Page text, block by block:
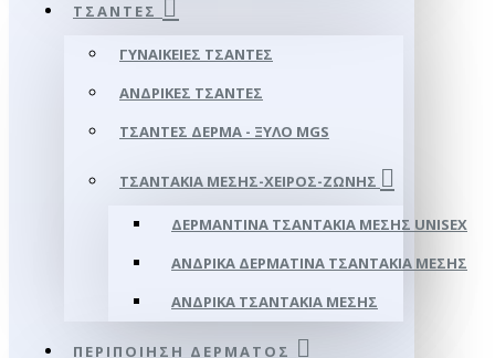
ΤΣΆΝΤΕΣ
ΓΥΝΑΙΚΕΊΕΣ ΤΣΆΝΤΕΣ
ΑΝΔΡΙΚΈΣ ΤΣΆΝΤΕΣ
ΤΣΆΝΤΕΣ ΔΈΡΜΑ - ΞΎΛΟ MGS
ΤΣΑΝΤΆΚΙΑ ΜΈΣΗΣ-ΧΕΙΡΌΣ-ΖΏΝΗΣ
ΔΕΡΜΆΝΤΙΝΑ ΤΣΑΝΤΆΚΙΑ ΜΈΣΗΣ UNISEX
ΑΝΔΡΙΚΆ ΔΕΡΜΆΤΙΝΑ ΤΣΑΝΤΆΚΙΑ ΜΈΣΗΣ
ΑΝΔΡΙΚΆ ΤΣΑΝΤΆΚΙΑ ΜΈΣΗΣ
ΠΕΡΙΠΟΊΗΣΗ ΔΈΡΜΑΤΟΣ